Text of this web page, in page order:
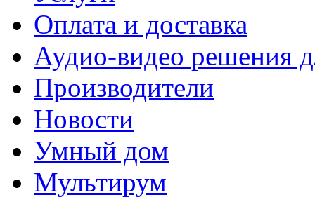
Оплата и доставка
Аудио-видео решения
Производители
Новости
Умный дом
Мультирум